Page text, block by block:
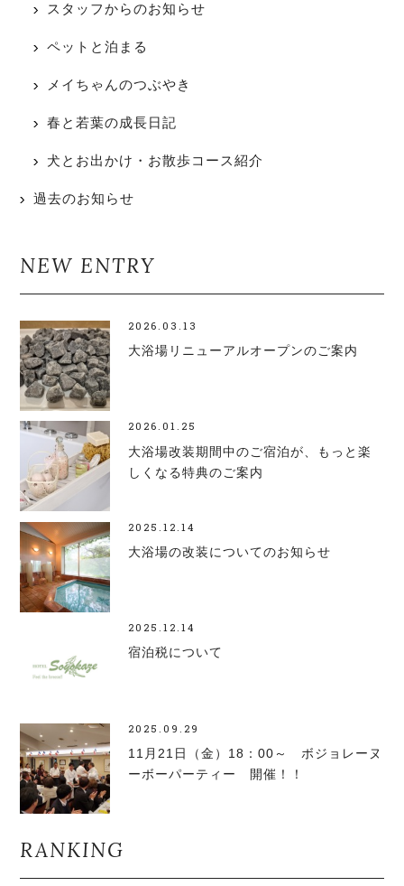
スタッフからのお知らせ
ペットと泊まる
メイちゃんのつぶやき
春と若葉の成長日記
犬とお出かけ・お散歩コース紹介
過去のお知らせ
NEW ENTRY
2026.03.13
大浴場リニューアルオープンのご案内
2026.01.25
大浴場改装期間中のご宿泊が、もっと楽
しくなる特典のご案内
2025.12.14
大浴場の改装についてのお知らせ
2025.12.14
宿泊税について
2025.09.29
11月21日（金）18：00～ ボジョレーヌ
ーボーパーティー 開催！！
RANKING